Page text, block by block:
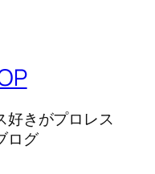
好きがプロレス
ログ